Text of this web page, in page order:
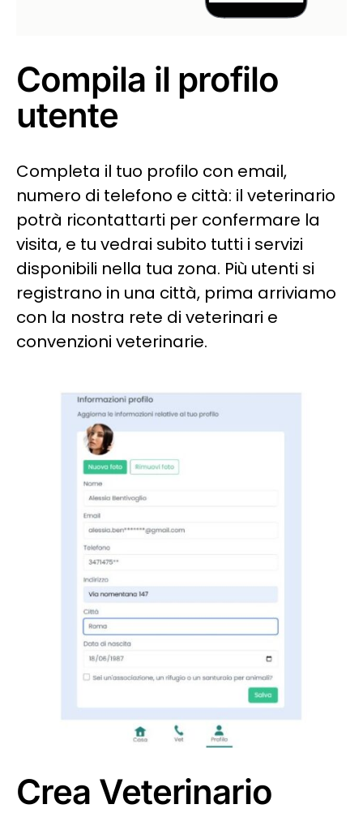
Compila il profilo
utente
Completa il tuo profilo con email,
numero di telefono e città: il veterinario
potrà ricontattarti per confermare la
visita, e tu vedrai subito tutti i servizi
disponibili nella tua zona. Più utenti si
registrano in una città, prima arriviamo
con la nostra rete di veterinari e
convenzioni veterinarie.
Crea Veterinario